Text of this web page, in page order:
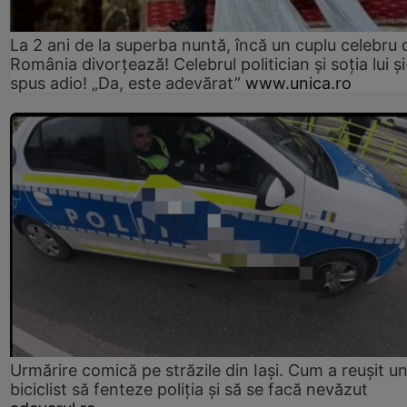
La 2 ani de la superba nuntă, încă un cuplu celebru
România divorțează! Celebrul politician și soția lui
spus adio! „Da, este adevărat” www.unica.ro
Urmărire comică pe străzile din Iași. Cum a reușit un
biciclist să fenteze poliția și să se facă nevăzut